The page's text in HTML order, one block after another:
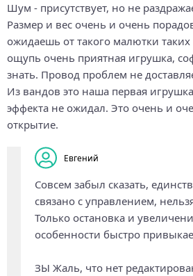
Шум - присутствует, но не
Размер и вес очень и очень
ожидаешь от такого малютки
ощупь очень приятная игрушка,
знать. Провод проблем не
Из вандов это наша первая
эффекта не ожидал. Это очень и
открытие.
Евгений
Совсем забыл сказать,
связано с управлением,
Только остановка и
особенности быстро
ЗЫ Жаль, что нет